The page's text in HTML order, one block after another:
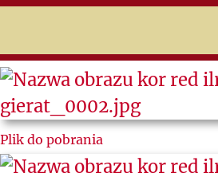
Search
Jerzy
Giedroyc
Plik do pobrania